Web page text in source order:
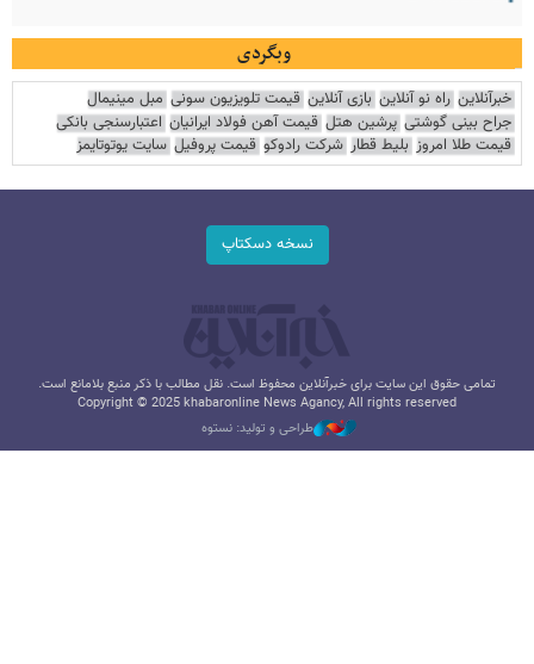
وبگردی
خبرآنلاین راه نو آنلاین بازی آنلاین قیمت تلویزیون سونی مبل مینیمال
جراح بینی گوشتی پرشین هتل قیمت آهن فولاد ایرانیان اعتبارسنجی بانکی
قیمت طلا امروز بلیط قطار شرکت رادوکو قیمت پروفیل سایت یوتوتایمز
نسخه دسکتاپ
تمامی حقوق این سایت برای خبرآنلاین محفوظ است. نقل مطالب با ذکر منبع بلامانع است.
Copyright © 2025 khabaronline News Agancy, All rights reserved
طراحی و تولید: نستوه